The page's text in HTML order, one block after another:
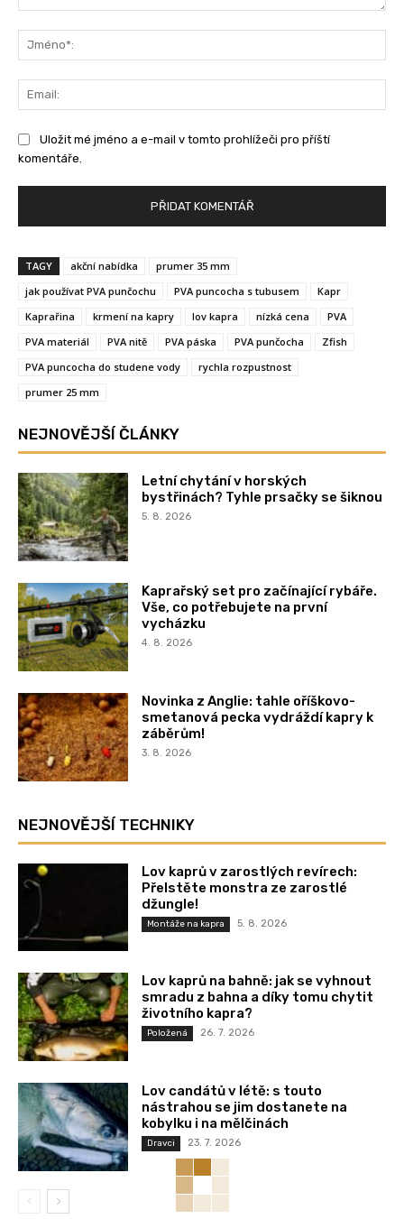
Uložit mé jméno a e-mail v tomto prohlížeči pro příští
komentáře.
TAGY akční nabídka
prumer 35 mm
jak používat PVA punčochu
PVA puncocha s tubusem
Kapr
Kaprařina
krmení na kapry lov kapra nízká cena
PVA
PVA materiál
PVA nitě PVA páska PVA punčocha
Zfish
PVA puncocha do studene vody
rychla rozpustnost
prumer 25 mm
NEJNOVĚJŠÍ ČLÁNKY
Letní chytání v horských
bystřinách? Tyhle prsačky se šiknou
5. 8. 2026
Kaprařský set pro začínající rybáře.
Vše, co potřebujete na první
vycházku
4. 8. 2026
Novinka z Anglie: tahle oříškovo-
smetanová pecka vydráždí kapry k
záběrům!
3. 8. 2026
NEJNOVĚJŠÍ TECHNIKY
Lov kaprů v zarostlých revírech:
Přelstěte monstra ze zarostlé
džungle!
Montáže na kapra 5. 8. 2026
Lov kaprů na bahně: jak se vyhnout
smradu z bahna a díky tomu chytit
životního kapra?
Položená 26. 7. 2026
Lov candátů v létě: s touto
nástrahou se jim dostanete na
kobylku i na mělčinách
Dravci 23. 7. 2026